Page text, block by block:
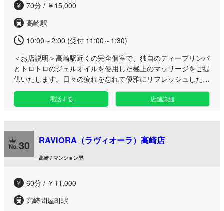
70分 / ￥15,000
高崎駅
10:00～2:00 (受付 11:00～1:30)
＜お店説明＞高崎駅近くの完全個室で、独自のディープリンパ
とトロトロのジェルオイルを使用した極上のマッサージをご提
供いたします。日々の疲れを忘れて優雅にリフレッシュしたい
大人男性へ向け、周りの目を気にせず過ごせる洗練されたプラ
イベート空間をご用意。 セラピストオリジナルの特別なオプ
お仕事終わりの遅い時間など、ご都合に合わせて至福のひとと
きをご堪能ください。
電話する 店舗詳細
30 RAVIORA（ラヴィオーラ）高崎店
高崎 / マンション型
60分 / ￥11,000
高崎問屋町駅